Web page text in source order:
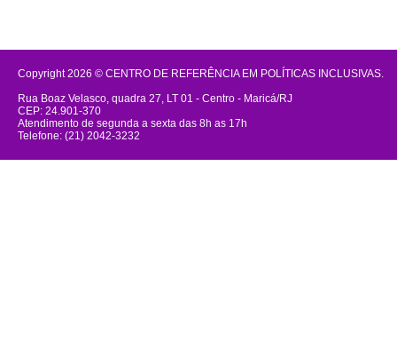
Copyright 2026 © CENTRO DE REFERÊNCIA EM POLÍTICAS INCLUSIVAS.
Rua Boaz Velasco, quadra 27, LT 01 - Centro - Maricá/RJ
CEP: 24.901-370
Atendimento de segunda a sexta das 8h as 17h
Telefone: (21) 2042-3232